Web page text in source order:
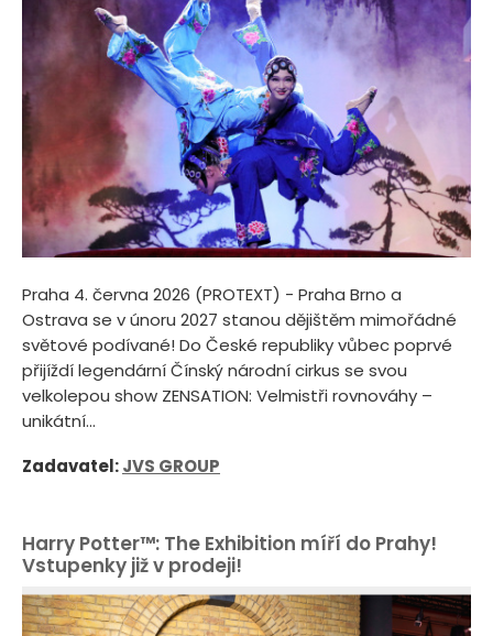
Praha 4. června 2026 (PROTEXT) - Praha Brno a
Ostrava se v únoru 2027 stanou dějištěm mimořádné
světové podívané! Do České republiky vůbec poprvé
přijíždí legendární Čínský národní cirkus se svou
velkolepou show ZENSATION: Velmistři rovnováhy –
unikátní...
Zadavatel:JVS GROUP
Harry Potter™: The Exhibition míří do Prahy!
Vstupenky již v prodeji!